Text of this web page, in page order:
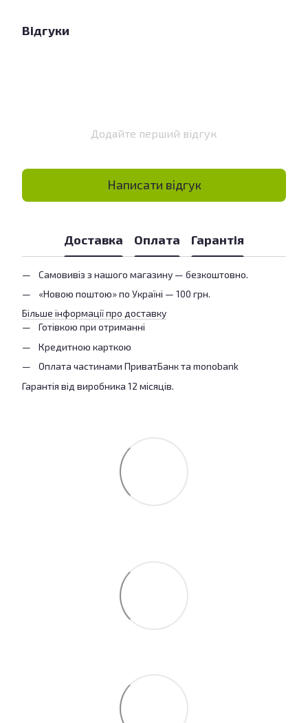
Відгуки
Додайте перший відгук
Написати відгук
Доставка Оплата Гарантія
Самовивіз з нашого магазину — безкоштовно.
«Новою поштою» по Україні — 100 грн.
Більше інформації про доставку
Готівкою при отриманні
Кредитною карткою
Оплата частинами ПриватБанк та monobank
Гарантія від виробника 12 місяців.